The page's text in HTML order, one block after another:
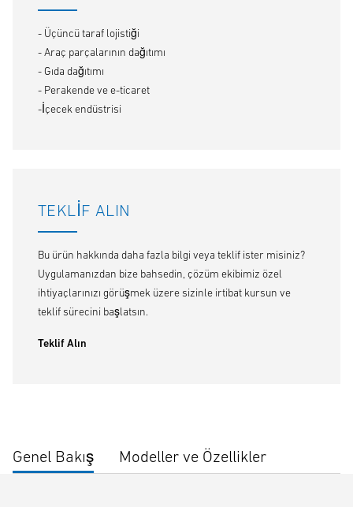
- Üçüncü taraf lojistiği
- Araç parçalarının dağıtımı
- Gıda dağıtımı
- Perakende ve e-ticaret
-İçecek endüstrisi
TEKLIF ALIN
Bu ürün hakkında daha fazla bilgi veya teklif ister misiniz?
Uygulamanızdan bize bahsedin, çözüm ekibimiz özel
ihtiyaçlarınızı görüşmek üzere sizinle irtibat kursun ve
teklif sürecini başlatsın.
Teklif Alın
Genel Bakış Modeller ve Özellikler